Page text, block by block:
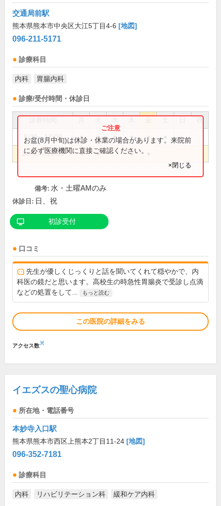
交通局前駅
熊本県熊本市中央区大江5丁目4-6 [地図]
096-211-5171
診療科目
内科 胃腸内科
診療/受付時間・休診日
祝
9:00～13:00 ● ● ● ● ●
14:30～18:00 ● ● ●
お盆(8月中旬)は休診・休業の場合があります。来院前
に必ず医療機関に直接ご確認ください。
×閉じる
備考: 水・土曜AMのみ
休診日: 日、祝
初診受付
口コミ
先生が優しくじっくりと話を聞いてくれて穏やかで、内
科医の鏡だと思います。高校生の時急性胃腸炎で受診し点滴
などの処置をして...
もっと読む
この医院の詳細をみる
アクセス数※
イエズスの聖心病院
所在地・電話番号
本妙寺入口駅
熊本県熊本市西区上熊本2丁目11-24 [地図]
096-352-7181
診療科目
内科 リハビリテーション科 緩和ケア内科